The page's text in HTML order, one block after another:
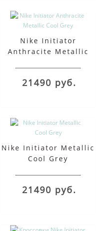
Nike Initiator
Anthracite Metallic
21490 руб.
Nike Initiator Metallic
Cool Grey
21490 руб.